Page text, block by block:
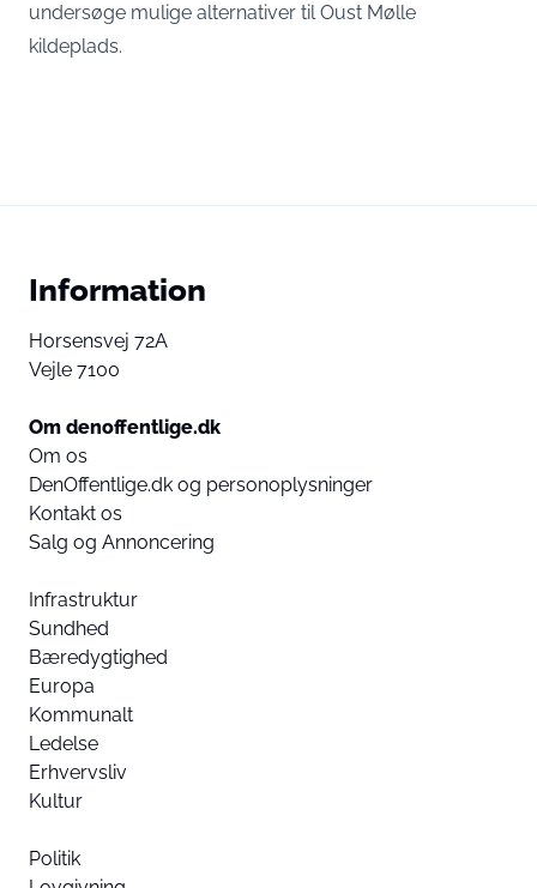
undersøge mulige alternativer til Oust Mølle
kildeplads.
Information
Horsensvej 72A
Vejle 7100
Om denoffentlige.dk
Om os
DenOffentlige.dk og personoplysninger
Kontakt os
Salg og Annoncering
Infrastruktur
Sundhed
Bæredygtighed
Europa
Kommunalt
Ledelse
Erhvervsliv
Kultur
Politik